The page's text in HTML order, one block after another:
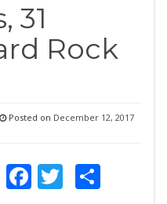
31
Rock
Posted on December 12, 2017
Facebook
TwitterShare